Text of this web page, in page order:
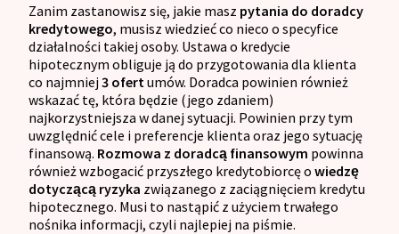
Zanim zastanowisz się, jakie masz pytania do doradcy
kredytowego, musisz wiedzieć co nieco o specyfice
działalności takiej osoby. Ustawa o kredycie
hipotecznym obliguje ją do przygotowania dla klienta
co najmniej3 ofert umów. Doradca powinien również
wskazać tę, która będzie (jego zdaniem)
najkorzystniejsza w danej sytuacji. Powinien przy tym
uwzględnić cele i preferencje klienta oraz jego sytuację
finansową. Rozmowa z doradcą finansowym powinna
również wzbogacić przyszłego kredytobiorcę o wiedzę
dotyczącą ryzyka związanego z zaciągnięciem kredytu
hipotecznego. Musi to nastąpić z użyciem trwałego
nośnika informacji, czyli najlepiej na piśmie.